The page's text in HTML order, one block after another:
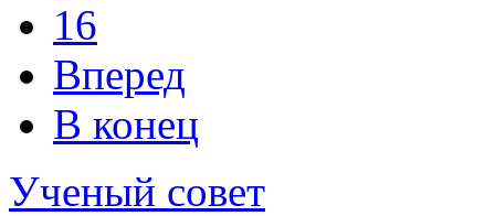
16
Вперед
В конец
Ученый совет